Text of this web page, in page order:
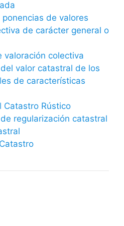
de valores
de carácter general o
valoración colectiva
valor catastral de los
de características
Catastro Rústico
regularización catastral